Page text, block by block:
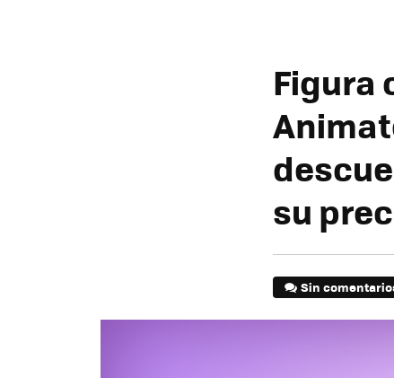
Figura
su
Sin